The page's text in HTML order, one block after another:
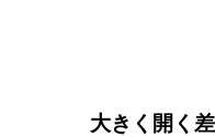
大きく開く